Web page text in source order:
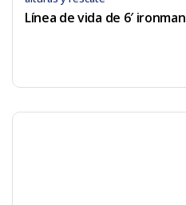
Línea de vida de 6′ ironman